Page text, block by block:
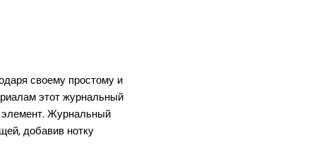
своему простому и
этот журнальный
элемент. Журнальный
добавив нотку